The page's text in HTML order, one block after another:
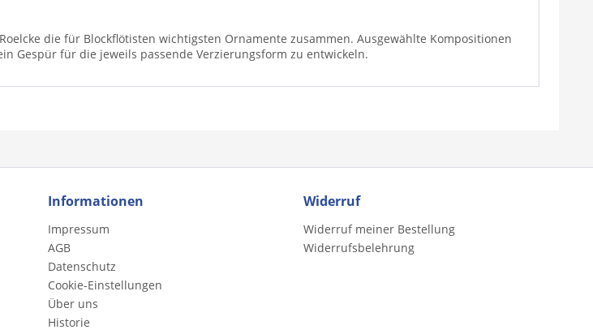
die für Blockflötisten wichtigsten Ornamente zusammen. Ausgewählte Kompositionen
Gespür für die jeweils passende Verzierungsform zu entwickeln.
Informationen
Impressum
AGB
Datenschutz
Cookie-Einstellungen
Über uns
Historie
Widerruf
Widerruf meiner Bestellung
Widerrufsbelehrung